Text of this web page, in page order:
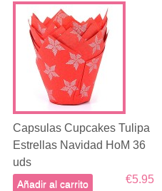
Capsulas Cupcakes Tulipa
Estrellas Navidad HoM 36
uds
€5.95
Añadir al carrito